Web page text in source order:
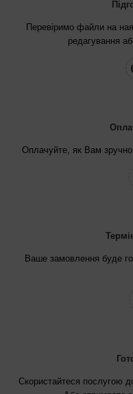
Перевіримо файли на
редагування
Оплачуйте, як Вам зручно
Ваше замовлення буде
Скористайтеся послугою